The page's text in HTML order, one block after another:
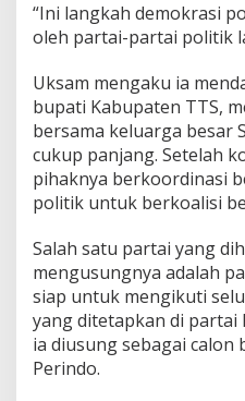
“Ini langkah demokrasi
oleh partai-partai politik
Uksam mengaku ia
bupati Kabupaten TTS,
bersama keluarga besar
cukup panjang. Setelah
pihaknya berkoordinasi
politik untuk berkoalisi
Salah satu partai yang
mengusungnya adalah
siap untuk mengikuti
yang ditetapkan di partai
ia diusung sebagai calon
Perindo.